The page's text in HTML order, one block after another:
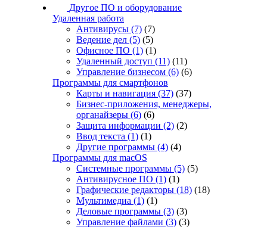
Другое ПО и оборудование
Удаленная работа
Антивирусы (7) (7)
Ведение дел (5) (5)
Офисное ПО (1) (1)
Удаленный доступ (11) (11)
Управление бизнесом (6) (6)
Программы для смартфонов
Карты и навигация (37) (37)
Бизнес-приложения, менеджеры,
органайзеры (6) (6)
Защита информации (2) (2)
Ввод текста (1) (1)
Другие программы (4) (4)
Программы для macOS
Системные программы (5) (5)
Антивирусное ПО (1) (1)
Графические редакторы (18) (18)
Мультимедиа (1) (1)
Деловые программы (3) (3)
Управление файлами (3) (3)